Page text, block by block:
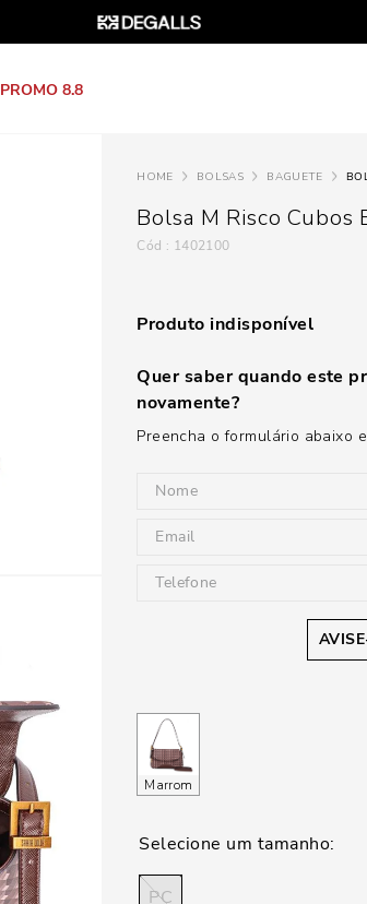
PROMO 8.8 O que você
BOLSAS BAGUETE
Bolsa M Risco Cubos
: 1402100
Produto indisponível
Quer saber quando este
novamente?
Preencha o formulário abaixo
Marrom
PC